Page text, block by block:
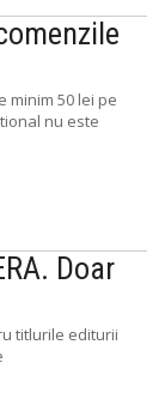
minim 50 lei pe
nu este
Doar
titlurile editurii